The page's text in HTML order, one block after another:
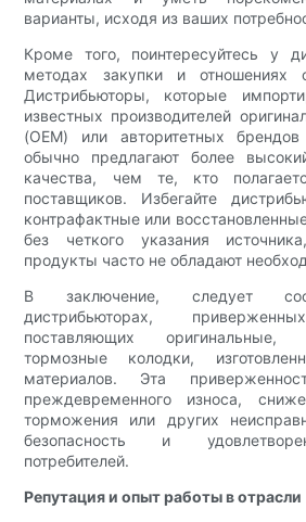
варианты, исходя из ваших
Кроме того, поинтересуйтесь у
методах закупки и отношениях
Дистрибьюторы, которые
известных производителей
(OEM) или авторитетных
обычно предлагают более
качества, чем те, кто
поставщиков. Избегайте
контрафактные или
без четкого указания
продукты часто не обладают
В заключение, следует
дистрибьюторах,
поставляющих оригинальные,
тормозные колодки,
материалов. Эта
преждевременного износа,
торможения или других
безопасность и
потребителей.
Репутация и опыт работы в отрасли